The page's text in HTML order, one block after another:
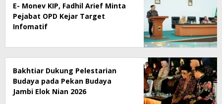
E- Monev KIP, Fadhil Arief Minta
Pejabat OPD Kejar Target
Infomatif
Bakhtiar Dukung Pelestarian
Budaya pada Pekan Budaya
Jambi Elok Nian 2026